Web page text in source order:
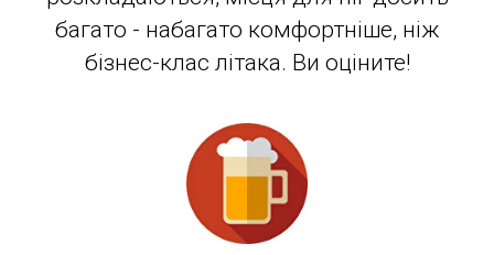
багато - набагато комфортніше, ніж
бізнес-клас літака. Ви оціните!